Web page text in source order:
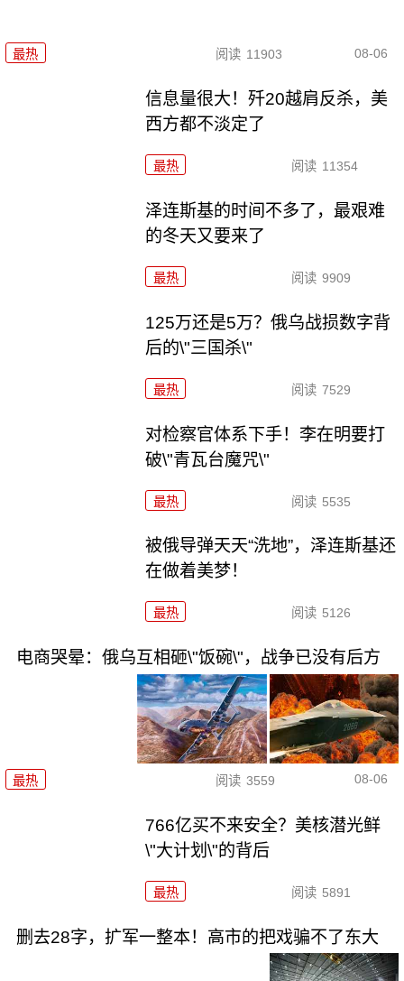
最热 阅读 11903 08-06
信息量很大！歼20越肩反杀，美
西方都不淡定了
最热 阅读 11354
泽连斯基的时间不多了，最艰难
的冬天又要来了
最热 阅读 9909
125万还是5万？俄乌战损数字背
后的\"三国杀\"
最热 阅读 7529
对检察官体系下手！李在明要打
破\"青瓦台魔咒\"
最热 阅读 5535
被俄导弹天天“洗地”，泽连斯基还
在做着美梦！
最热 阅读 5126
电商哭晕：俄乌互相砸\"饭碗\"，战争已没有后方
最热 阅读 3559 08-06
766亿买不来安全？美核潜光鲜
\"大计划\"的背后
最热 阅读 5891
删去28字，扩军一整本！高市的把戏骗不了东大